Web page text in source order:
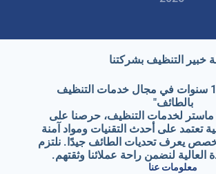
خبير التنظيف بشركتنا
"خبرة أكثر من 10 سنوات في مجال خدمات التنظيف
بالطائف"
لخدمات التنظيف، حرصنا على
تعتمد على أحدث التقنيات ومواد آمنة
يعرف تحديات الطائف جيدًا. نلتزم
العالية لنضمن راحة عملائنا وثقتهم.
معلومات عنا